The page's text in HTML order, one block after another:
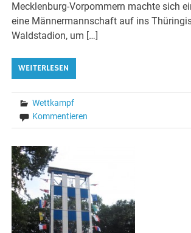
Mecklenburg-Vorpommern machte sich
eine Männermannschaft auf ins
Waldstadion, um […]
WEITERLESEN
Wettkampf
Kommentieren